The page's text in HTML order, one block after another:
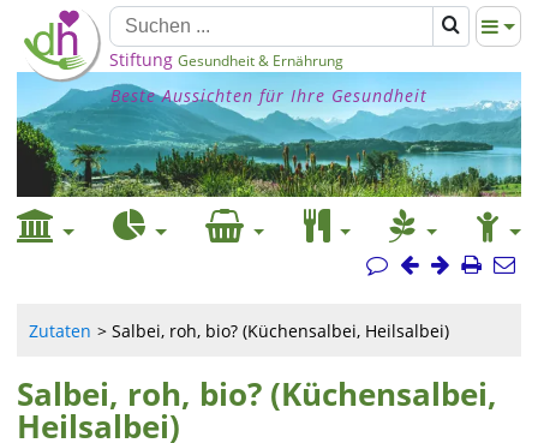
Stiftung Gesundheit & Ernährung
Beste Aussichten für Ihre Gesundheit
Zutaten Salbei, roh, bio? (Küchensalbei, Heilsalbei)
Salbei, roh, bio? (Küchensalbei,
Heilsalbei)